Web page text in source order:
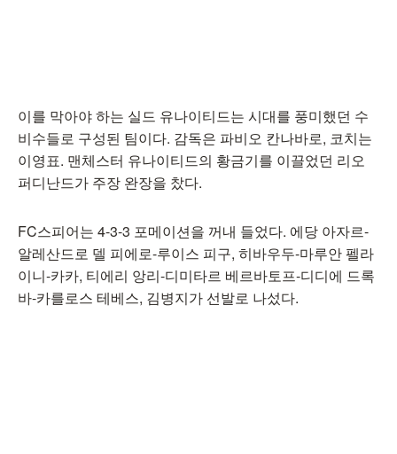
이를 막아야 하는 실드 유나이티드는 시대를 풍미했던 수
비수들로 구성된 팀이다. 감독은 파비오 칸나바로, 코치는
이영표. 맨체스터 유나이티드의 황금기를 이끌었던 리오
퍼디난드가 주장 완장을 찼다.
FC스피어는 4-3-3 포메이션을 꺼내 들었다. 에당 아자르-
알레산드로 델 피에로-루이스 피구, 히바우두-마루안 펠라
이니-카카, 티에리 앙리-디미타르 베르바토프-디디에 드록
바-카를로스 테베스, 김병지가 선발로 나섰다.